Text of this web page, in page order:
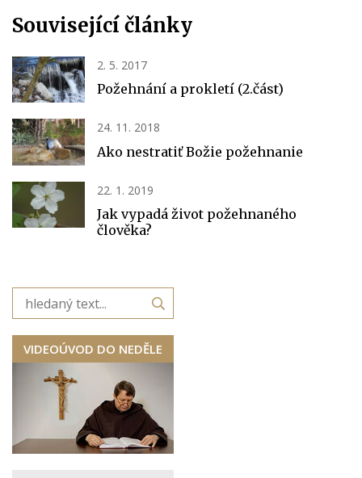
Související články
2. 5. 2017
Požehnání a prokletí (2.část)
24. 11. 2018
Ako nestratiť Božie požehnanie
22. 1. 2019
Jak vypadá život požehnaného
člověka?
VIDEOÚVOD DO NEDĚLE